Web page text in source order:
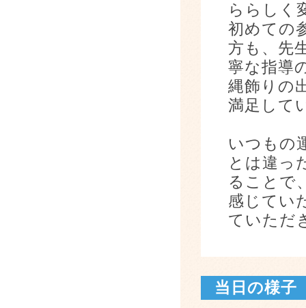
ららしく
初めての
方も、先
寧な指導
縄飾りの
満足し
いつもの
とは違っ
ることで
感じてい
ていただ
当日の様子